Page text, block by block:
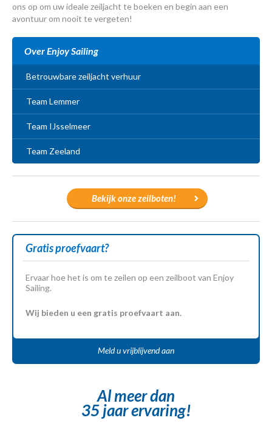
ons op om uw ideale zeiljacht te boeken en begin aan een
avontuur om nooit te vergeten!
Over Enjoy Sailing
Betrouwbare zeiljacht verhuur
Team Lemmer
Team IJsselmeer
Team Zeeland
Bekijk onze zeilboten!
Gratis proefvaart?
Ervaar hoe het is om te zeilen op een zeilboot van Enjoy
Sailing.
Wij bieden u een gratis proefvaart aan.
Meld u vrijblijvend aan
Al meer dan
35 jaar ervaring!